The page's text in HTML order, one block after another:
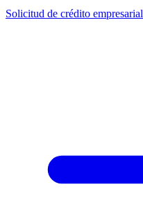
Solicitud de crédito empresarial